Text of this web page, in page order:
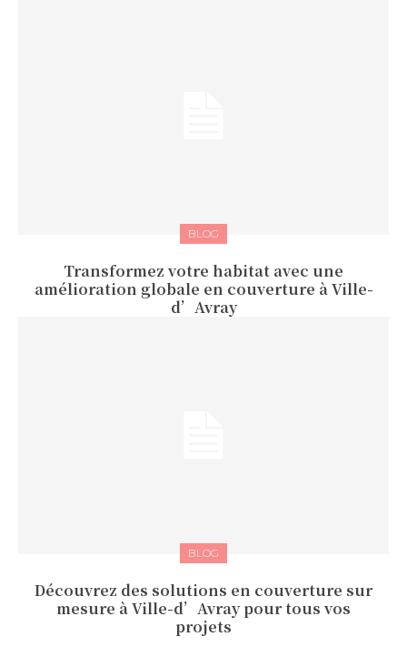
BLOG
Transformez votre habitat avec une
amélioration globale en couverture à Ville-
d’Avray
BLOG
Découvrez des solutions en couverture sur
mesure à Ville-d’Avray pour tous vos
projets